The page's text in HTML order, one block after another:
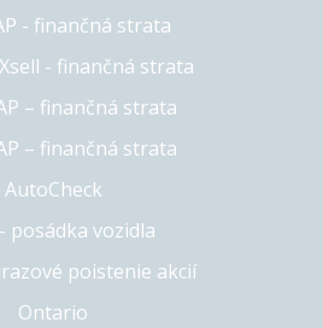
- finančná strata
- finančná strata
– finančná strata
– finančná strata
AutoCheck
posádka vozidla
poistenie akcií
Ontario